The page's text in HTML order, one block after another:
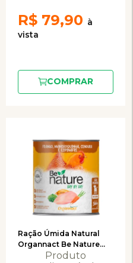
R$ 79,90
COMPRAR
Ração Úmida Natural
Organnact Be Nature
Day By Day para Cães
Produto